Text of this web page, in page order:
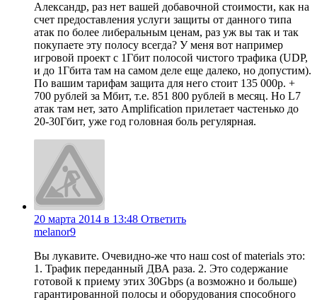
Александр, раз нет вашей добавочной стоимости, как на
счет предоставления услуги защиты от данного типа
атак по более либеральным ценам, раз уж вы так и так
покупаете эту полосу всегда? У меня вот например
игровой проект с 1Гбит полосой чистого трафика (UDP,
и до 1Гбита там на самом деле еще далеко, но допустим).
По вашим тарифам защита для него стоит 135 000р. +
700 рублей за Мбит, т.е. 851 800 рублей в месяц. Но L7
атак там нет, зато Amplification прилетает частенько до
20-30Гбит, уже год головная боль регулярная.
20 марта 2014 в 13:48 Ответить
melanor9
Вы лукавите. Очевидно-же что наш cost of materials это:
1. Трафик переданный ДВА раза. 2. Это содержание
готовой к приему этих 30Gbps (а возможно и больше)
гарантированной полосы и оборудования способного